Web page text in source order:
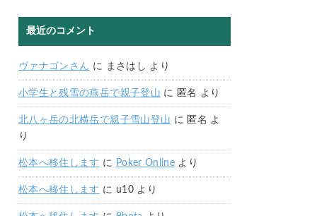
最近のコメント
ヴァナゴンさん に まさはし より
小学生と残雪の燕岳で親子登山 に 匿名 より
北八ヶ岳の北横岳で親子雪山登山 に 匿名 よ
り
松本へ移住します に Poker Online より
松本へ移住します に u10より